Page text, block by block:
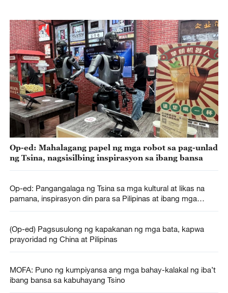
Op-ed: Mahalagang papel ng mga robot sa pag-unlad
ng Tsina, nagsisilbing inspirasyon sa ibang bansa
Op-ed: Pangangalaga ng Tsina sa mga kultural at likas na
pamana, inspirasyon din para sa Pilipinas at ibang mga
(Op-ed) Pagsusulong ng kapakanan ng mga bata, kapwa
prayoridad ng China at Pilipinas
MOFA: Puno ng kumpiyansa ang mga bahay-kalakal ng iba’t
ibang bansa sa kabuhayang Tsino